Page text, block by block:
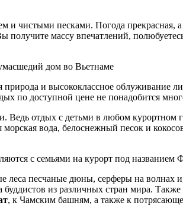
и чистыми песками. Погода
массу впечатлений,
и высококлассное облуживание
по доступной цене не понадобится
отдых с детьми в любом курортном
вода, белоснежный песок и
с семьями на курорт под названием
леса песчаные дюны, серферы на
буддистов из различных стран мира. Также
, к Чамским башням, а также к